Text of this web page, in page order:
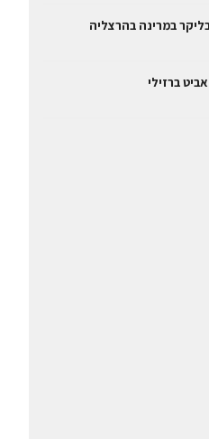
במרינה בהרצליה
ברזילי